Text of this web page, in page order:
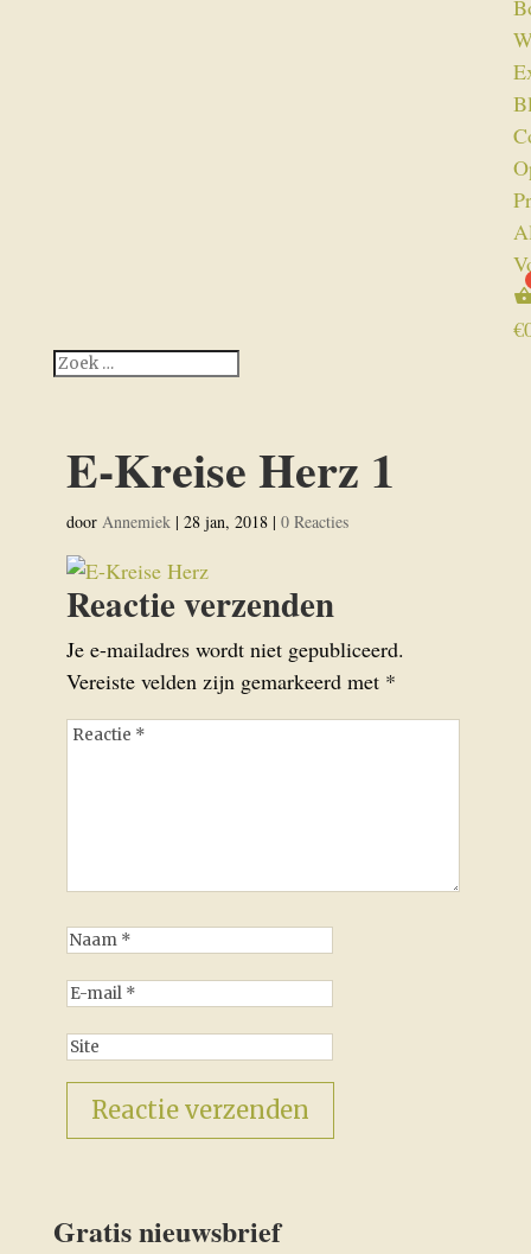
€
E-Kreise Herz 1
door Annemiek| 28 jan, 2018| 0 Reacties
Reactie verzenden
Je e-mailadres wordt niet gepubliceerd.
Vereiste velden zijn gemarkeerd met *
Gratis nieuwsbrief